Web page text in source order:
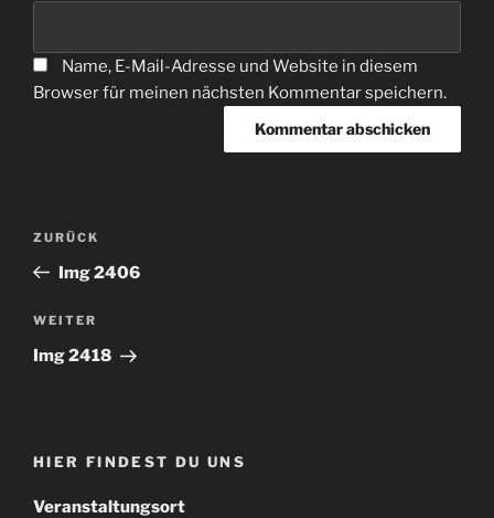
Name, E-Mail-Adresse und Website in diesem
Browser für meinen nächsten Kommentar speichern.
Beitragsnavigation
Vorheriger
Beitrag
ZURÜCK
Img 2406
Nächster
Beitrag
WEITER
Img 2418
HIER FINDEST DU UNS
Veranstaltungsort